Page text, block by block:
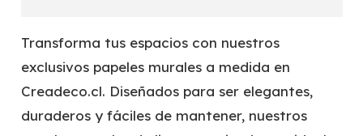
Transforma tus espacios con nuestros
exclusivos papeles murales a medida en
Creadeco.cl. Diseñados para ser elegantes,
duraderos y fáciles de mantener, nuestros